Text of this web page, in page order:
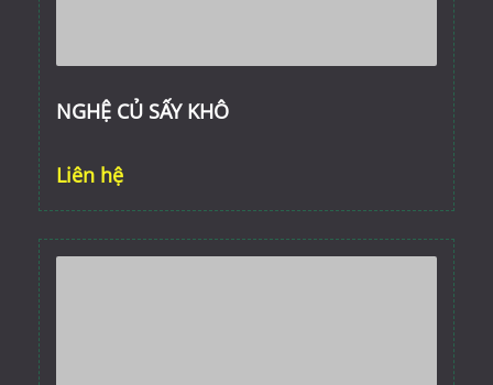
NGHỆ CỦ SẤY KHÔ
Liên hệ